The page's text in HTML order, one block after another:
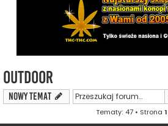
Outdoor
NOWY TEMAT
Tematy: 47 • Strona 1